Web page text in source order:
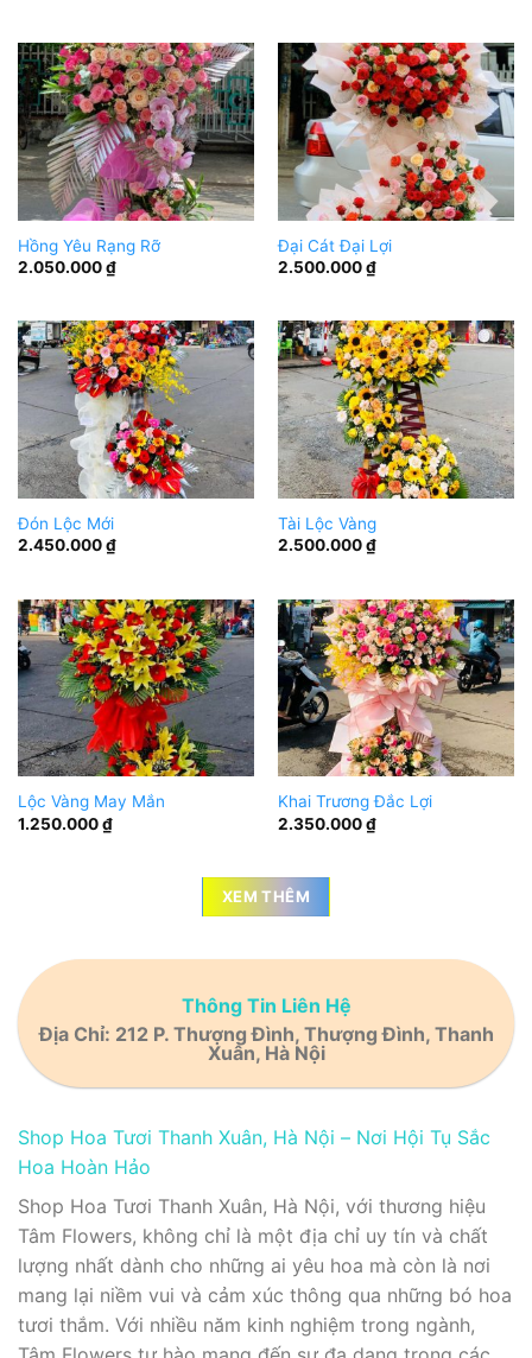
Hồng Yêu Rạng Rỡ
2.050.000₫
Đại Cát Đại Lợi
2.500.000₫
Đón Lộc Mới
2.450.000₫
Tài Lộc Vàng
2.500.000₫
Lộc Vàng May Mắn
1.250.000₫
Khai Trương Đắc Lợi
2.350.000₫
XEM THÊM
Thông Tin Liên Hệ
Địa Chỉ: 212 P. Thượng Đình, Thượng Đình, Thanh
Xuân, Hà Nội
Shop Hoa Tươi Thanh Xuân, Hà Nội – Nơi Hội Tụ Sắc
Hoa Hoàn Hảo
Shop Hoa Tươi Thanh Xuân, Hà Nội, với thương hiệu
Tâm Flowers, không chỉ là một địa chỉ uy tín và chất
lượng nhất dành cho những ai yêu hoa mà còn là nơi
mang lại niềm vui và cảm xúc thông qua những bó hoa
tươi thắm. Với nhiều năm kinh nghiệm trong ngành,